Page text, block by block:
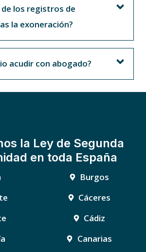
los registros de
la exoneración?
acudir con abogado?
la Ley de Segunda
en toda España
Burgos
Cáceres
Cádiz
Canarias